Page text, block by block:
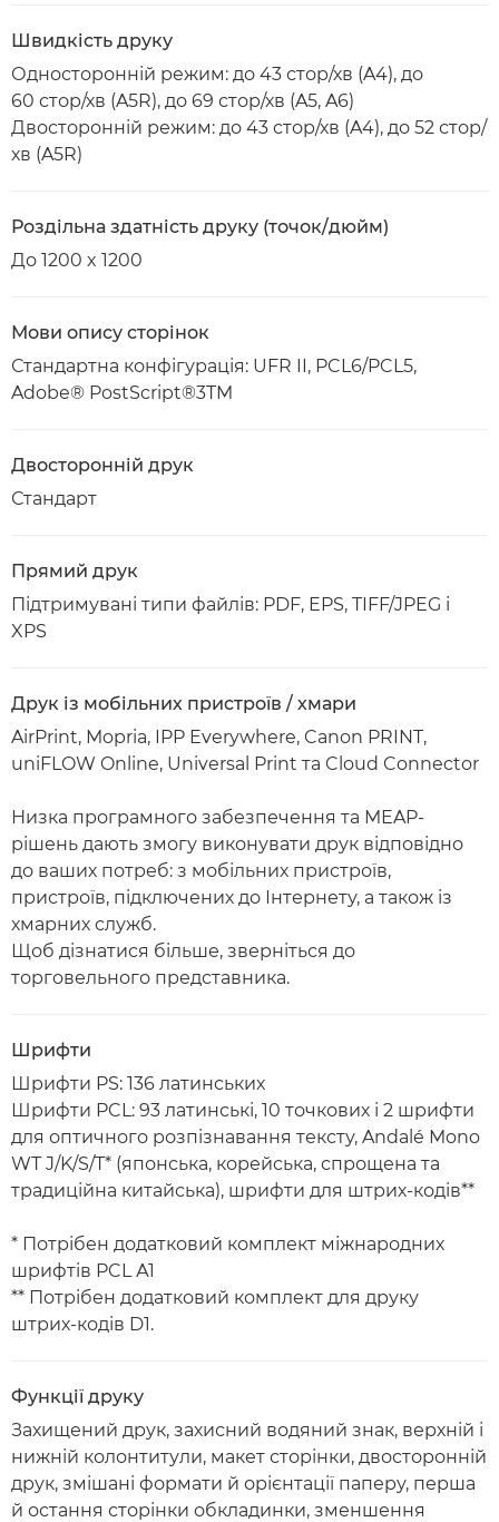
Швидкість друку
Односторонній режим: до 43 стор/хв (A4), до
60 стор/хв (A5R), до 69 стор/хв (A5, A6)
Двосторонній режим: до 43 стор/хв (A4), до 52 стор/
хв (A5R)
Роздільна здатність друку (точок/дюйм)
До 1200 x 1200
Мови опису сторінок
Стандартна конфігурація: UFR II, PCL6/PCL5,
Adobe® PostScript®3TM
Двосторонній друк
Стандарт
Прямий друк
Підтримувані типи файлів: PDF, EPS, TIFF/JPEG і
XPS
Друк із мобільних пристроїв / хмари
AirPrint, Mopria, IPP Everywhere, Canon PRINT,
uniFLOW Online, Universal Print та Cloud Connector
Низка програмного забезпечення та MEAP-
рішень дають змогу виконувати друк відповідно
до ваших потреб: з мобільних пристроїв,
пристроїв, підключених до Інтернету, а також із
хмарних служб.
Щоб дізнатися більше, зверніться до
торговельного представника.
Шрифти
Шрифти PS: 136 латинських
Шрифти PCL: 93 латинські, 10 точкових і 2 шрифти
для оптичного розпізнавання тексту, Andalé Mono
WT J/K/S/T* (японська, корейська, спрощена та
традиційна китайська), шрифти для штрих-кодів**
* Потрібен додатковий комплект міжнародних
шрифтів PCL А1
** Потрібен додатковий комплект для друку
штрих-кодів D1.
Функції друку
Захищений друк, захисний водяний знак, верхній і
нижній колонтитули, макет сторінки, двосторонній
друк, змішані формати й орієнтації паперу, перша
й остання сторінки обкладинки, зменшення